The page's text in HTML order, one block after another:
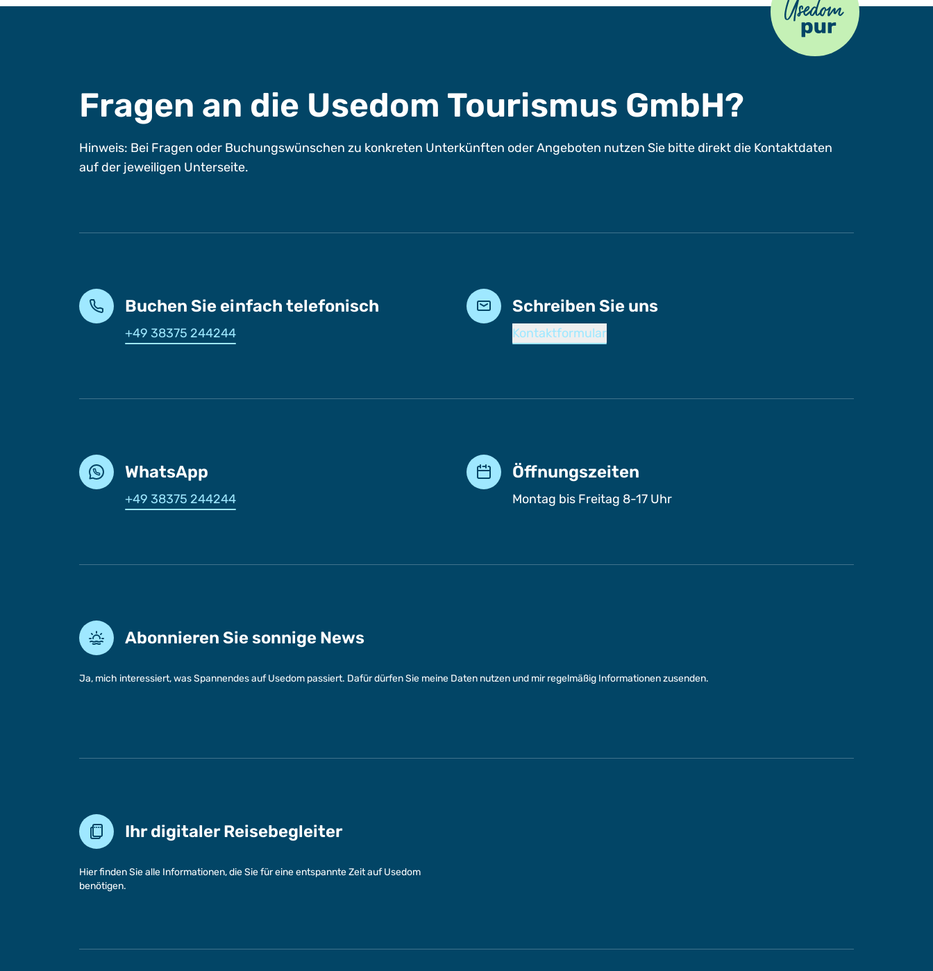
Fragen an die Usedom Tourismus GmbH?
Hinweis: Bei Fragen oder Buchungswünschen zu konkreten Unterkünften oder Angeboten nutzen Sie bitte direkt die Kontaktdaten
auf der jeweiligen Unterseite.
Buchen Sie einfach telefonisch
+49 38375 244244
Schreiben Sie uns
Kontaktformular
WhatsApp
+49 38375 244244
Öffnungszeiten
Montag bis Freitag 8-17 Uhr
Abonnieren Sie sonnige News
Ja, mich interessiert, was Spannendes auf Usedom passiert. Dafür dürfen Sie meine Daten nutzen und mir regelmäßig Informationen zusenden.
Ihr digitaler Reisebegleiter
Hier finden Sie alle Informationen, die Sie für eine entspannte Zeit auf Usedom
benötigen.